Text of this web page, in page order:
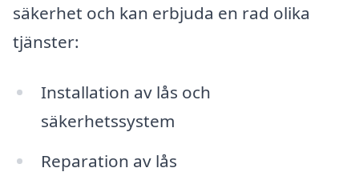
säkerhet och kan erbjuda en rad olika
tjänster:
Installation av lås och
säkerhetssystem
Reparation av lås